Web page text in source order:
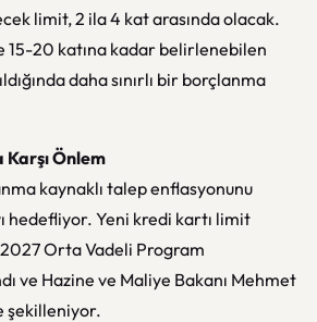
limit, 2 ila 4 kat arasında olacak.
15-20 katına kadar belirlenebilen
daha sınırlı bir borçlanma
Önlem
kaynaklı talep enflasyonunu
hedefliyor. Yeni kredi kartı limit
Orta Vadeli Program
ve Hazine ve Maliye Bakanı Mehmet
şekilleniyor.